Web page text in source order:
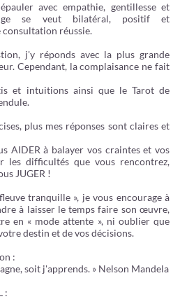
avec empathie, gentillesse et
se veut bilatéral, positif et
réussie.
j'y réponds avec la plus grande
Cependant, la complaisance ne fait
et intuitions ainsi que le Tarot de
plus mes réponses sont claires et
AIDER à balayer vos craintes et vos
les difficultés que vous rencontrez,
JUGER !
tranquille », je vous encourage à
à laisser le temps faire son œuvre,
en « mode attente », ni oublier que
destin et de vos décisions.
:
soit j'apprends. » Nelson Mandela
: